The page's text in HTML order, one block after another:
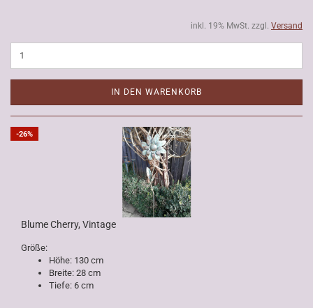
inkl. 19% MwSt. zzgl. Versand
IN DEN WARENKORB
-26%
Blume Cherry, Vintage
Größe:
Höhe: 130 cm
Breite: 28 cm
Tiefe: 6 cm